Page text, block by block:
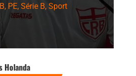
, PE, Série B, Sport
Holanda